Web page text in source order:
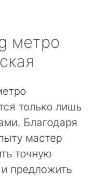
метро
только лишь
Благодаря
мастер
точную
предложить